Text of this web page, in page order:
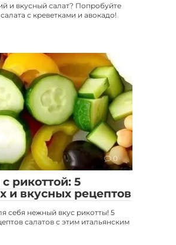
и вкусный салат? Попробуйте
с креветками и авокадо!
0
рикоттой: 5
и вкусных рецептов
себя нежный вкус рикотты! 5
салатов с этим итальянским